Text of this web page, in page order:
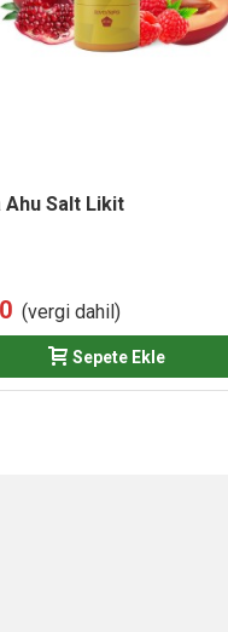
Beğen
Ahu Salt Likit
(vergi dahil)
Sepete Ekle